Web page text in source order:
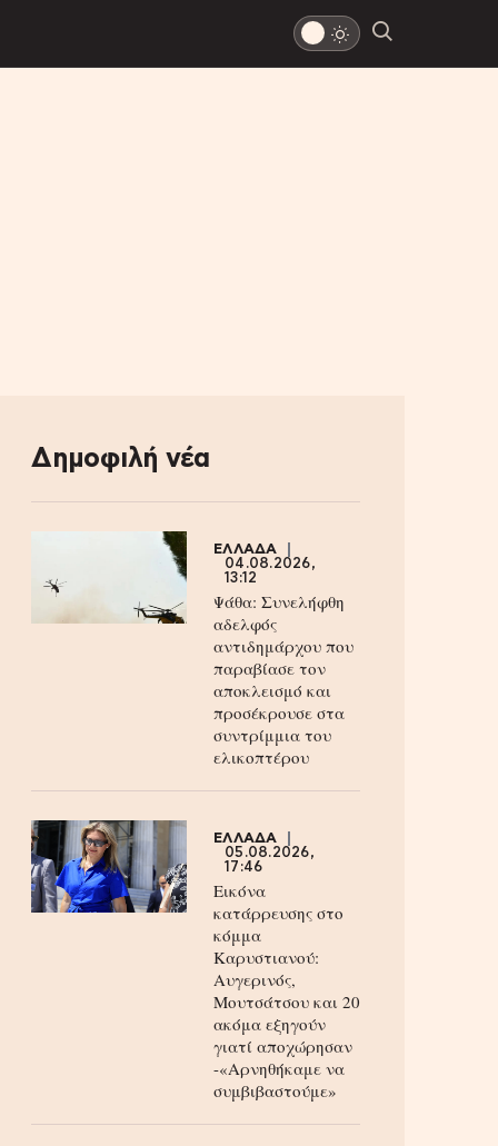
Δημοφιλή νέα
ΕΛΛΑΔΑ
04.08.2026,
13:12
Ψάθα: Συνελήφθη
αδελφός
αντιδημάρχου που
παραβίασε τον
αποκλεισμό και
προσέκρουσε στα
συντρίμμια του
ελικοπτέρου
ΕΛΛΑΔΑ
05.08.2026,
17:46
Εικόνα
κατάρρευσης στο
κόμμα
Καρυστιανού:
Αυγερινός,
Μουτσάτσου και 20
ακόμα εξηγούν
γιατί αποχώρησαν
-«Αρνηθήκαμε να
συμβιβαστούμε»